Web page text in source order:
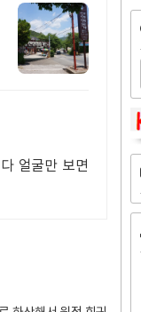
얼굴만 보면